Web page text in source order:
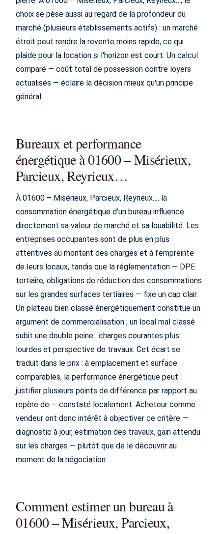
choix se pèse aussi au regard de la profondeur du
marché (plusieurs établissements actifs) : un marché
étroit peut rendre la revente moins rapide, ce qui
plaide pour la location si l'horizon est court. Un calcul
comparé — coût total de possession contre loyers
actualisés — éclaire la décision mieux qu'un principe
général.
Bureaux et performance
énergétique à 01600 – Misérieux,
Parcieux, Reyrieux…
À 01600 – Misérieux, Parcieux, Reyrieux…, la
consommation énergétique d'un bureau influence
directement sa valeur de marché et sa louabilité. Les
entreprises occupantes sont de plus en plus
attentives au montant des charges et à l'empreinte
de leurs locaux, tandis que la réglementation — DPE
tertiaire, obligations de réduction des consommations
sur les grandes surfaces tertiaires — fixe un cap clair.
Un plateau bien classé énergétiquement constitue un
argument de commercialisation ; un local mal classé
subit une double peine : charges courantes plus
lourdes et perspective de travaux. Cet écart se
traduit dans le prix : à emplacement et surface
comparables, la performance énergétique peut
justifier plusieurs points de différence par rapport au
repère de — constaté localement. Acheteur comme
vendeur ont donc intérêt à objectiver ce critère —
diagnostic à jour, estimation des travaux, gain attendu
sur les charges — plutôt que de le découvrir au
moment de la négociation.
Comment estimer un bureau à
01600 – Misérieux, Parcieux,